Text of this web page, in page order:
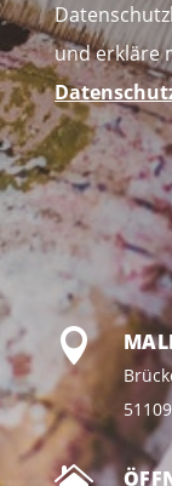
und erkläre
